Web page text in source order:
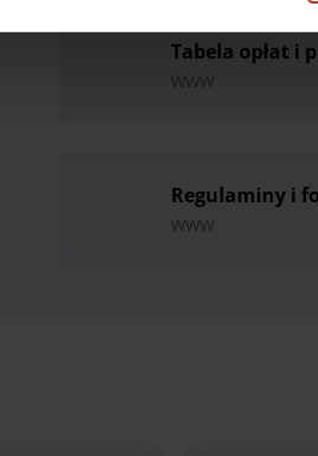
Tabela opłat i
www
Regulaminy i
www